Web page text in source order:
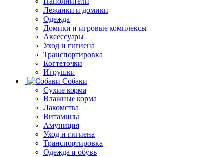
Лежанки и домики
Одежда
Домики и игровые комплексы
Аксессуары
Уход и гигиена
Транспортировка
Когтеточки
Игрушки
Собаки
Сухие корма
Влажные корма
Лакомства
Витамины
Амуниция
Уход и гигиена
Транспортировка
Одежда и обувь